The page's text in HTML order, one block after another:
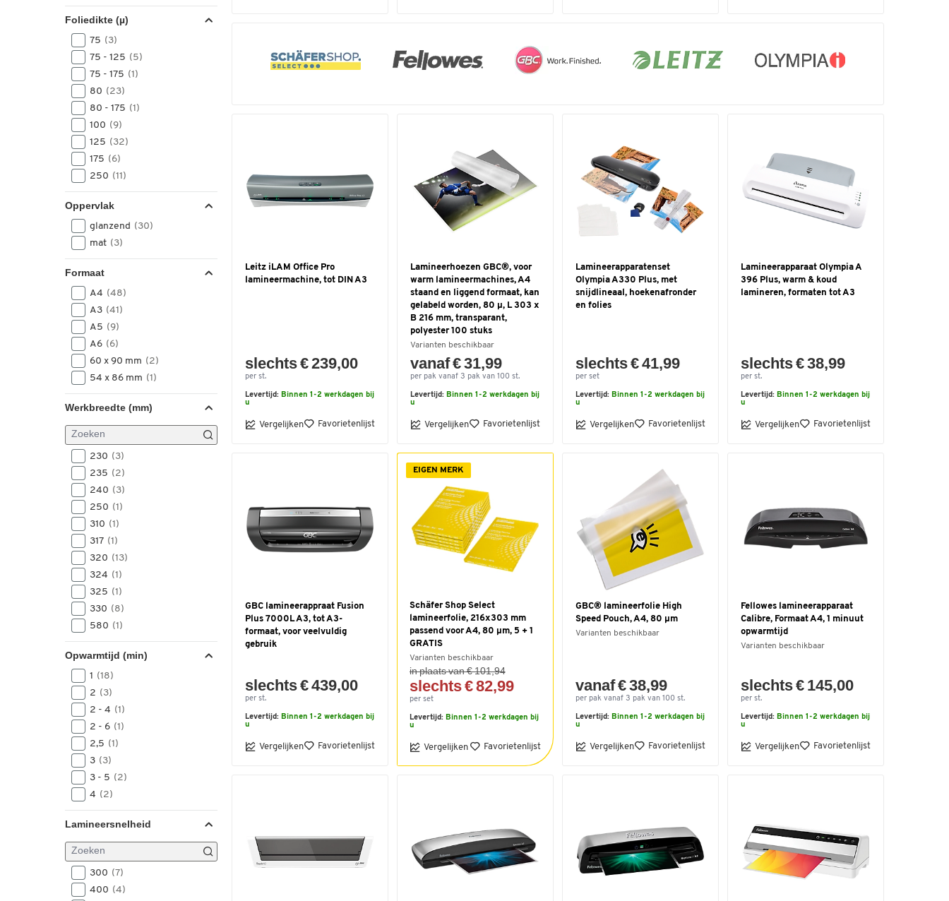
Foliedikte (µ)
75 (3)
75 - 125 (5)
75 - 175 (1)
80 (23)
80 - 175 (1)
100 (9)
125 (32)
175 (6)
250 (11)
Oppervlak
glanzend (30)
mat (3)
Formaat
A4 (48)
A3 (41)
A5 (9)
A6 (6)
60 x 90 mm (2)
54 x 86 mm (1)
Werkbreedte (mm)
230 (3)
235 (2)
240 (3)
250 (1)
310 (1)
317 (1)
320 (13)
324 (1)
325 (1)
330 (8)
580 (1)
Opwarmtijd (min)
1 (18)
2 (3)
2 - 4 (1)
2 - 6 (1)
2,5 (1)
3 (3)
3 - 5 (2)
4 (2)
Lamineersnelheid
300 (7)
400 (4)
Leitz iLAM Office Pro
lamineermachine, tot DIN A3
slechts € 239,00
per st.
Levertijd: Binnen 1-2 werkdagen bij
u
Vergelijken Favorietenlijst
Lamineerhoezen GBC®, voor
warm lamineermachines, A4
staand en liggend formaat, kan
gelabeld worden, 80 µ, L 303 x
B 216 mm, transparant,
polyester 100 stuks
Varianten beschikbaar
vanaf € 31,99
per pak vanaf 3 pak van 100 st.
Levertijd: Binnen 1-2 werkdagen bij
u
Vergelijken Favorietenlijst
Lamineerapparatenset
Olympia A330 Plus, met
snijdlineaal, hoekenafronder
en folies
slechts € 41,99
per set
Levertijd: Binnen 1-2 werkdagen bij
u
Vergelijken Favorietenlijst
Lamineerapparaat Olympia A
396 Plus, warm & koud
lamineren, formaten tot A3
slechts € 38,99
per st.
Levertijd: Binnen 1-2 werkdagen bij
u
Vergelijken Favorietenlijst
GBC lamineerappraat Fusion
Plus 7000L A3, tot A3-
formaat, voor veelvuldig
gebruik
slechts € 439,00
per st.
Levertijd: Binnen 1-2 werkdagen bij
u
Vergelijken Favorietenlijst
EIGEN MERK
Schäfer Shop Select
lamineerfolie, 216x303 mm
passend voor A4, 80 µm, 5 + 1
GRATIS
Varianten beschikbaar
in plaats van € 101,94
slechts € 82,99
per set
Levertijd: Binnen 1-2 werkdagen bij
u
Vergelijken Favorietenlijst
GBC® lamineerfolie High
Speed Pouch, A4, 80 μm
Varianten beschikbaar
vanaf € 38,99
per pak vanaf 3 pak van 100 st.
Levertijd: Binnen 1-2 werkdagen bij
u
Vergelijken Favorietenlijst
Fellowes lamineerapparaat
Calibre, Formaat A4, 1 minuut
opwarmtijd
Varianten beschikbaar
slechts € 145,00
per st.
Levertijd: Binnen 1-2 werkdagen bij
u
Vergelijken Favorietenlijst